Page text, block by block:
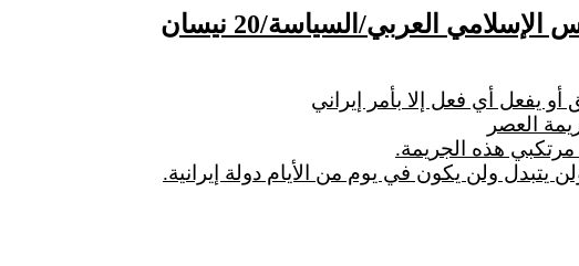
الإسلامي العربي/السياسة/20 نيسان
يفعل أي فعل إلا بأمر إيراني
العصر
هذه الجريمة.
يتبدل ولن يكون في يوم من الأيام دولة إيرانية.